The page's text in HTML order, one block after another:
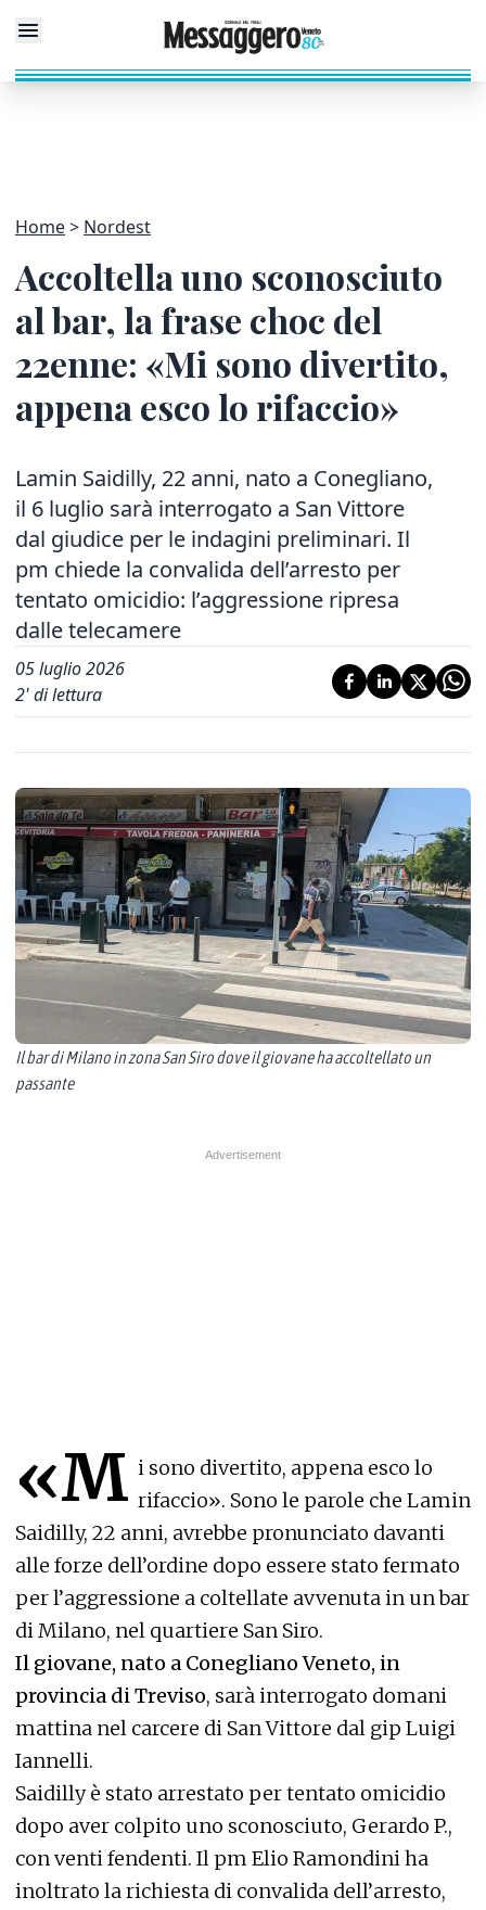
Home Nordest
Accoltella uno sconosciuto
al bar, la frase choc del
22enne: «Mi sono divertito,
appena esco lo rifaccio»
Lamin Saidilly, 22 anni, nato a Conegliano,
il 6 luglio sarà interrogato a San Vittore
dal giudice per le indagini preliminari. Il
pm chiede la convalida dell’arresto per
tentato omicidio: l’aggressione ripresa
dalle telecamere
05 luglio 2026
2' di lettura
Il bar di Milano in zona San Siro dove il giovane ha accoltellato un
passante
«M i sono divertito, appena esco lo
rifaccio». Sono le parole che Lamin
Saidilly, 22 anni, avrebbe pronunciato davanti
alle forze dell’ordine dopo essere stato fermato
per l’aggressione a coltellate avvenuta in un bar
di Milano, nel quartiere San Siro.
Il giovane, nato a Conegliano Veneto, in
provincia di Treviso, sarà interrogato domani
mattina nel carcere di San Vittore dal gip Luigi
Iannelli.
Saidilly è stato arrestato per tentato omicidio
dopo aver colpito uno sconosciuto, Gerardo P.,
con venti fendenti. Il pm Elio Ramondini ha
inoltrato la richiesta di convalida dell’arresto,